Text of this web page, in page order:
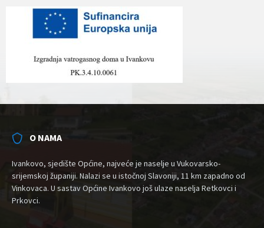
O NAMA
Ivankovo, sjedište Općine, najveće je naselje u Vukovarsko-
srijemskoj županiji. Nalazi se u istočnoj Slavoniji, 11 km zapadno od
Vinkovaca. U sastav Općine Ivankovo još ulaze naselja Retkovci i
Prkovci.